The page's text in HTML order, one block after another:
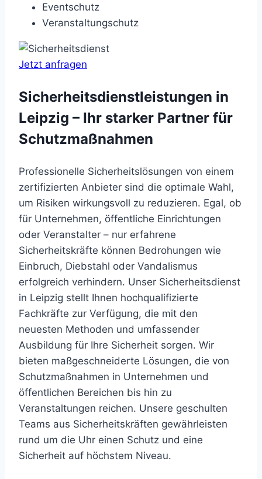
Eventschutz
Veranstaltungschutz
Jetzt anfragen
Sicherheitsdienstleistungen in
Leipzig – Ihr starker Partner für
Schutzmaßnahmen
Professionelle Sicherheitslösungen von einem
zertifizierten Anbieter sind die optimale Wahl,
um Risiken wirkungsvoll zu reduzieren. Egal, ob
für Unternehmen, öffentliche Einrichtungen
oder Veranstalter – nur erfahrene
Sicherheitskräfte können Bedrohungen wie
Einbruch, Diebstahl oder Vandalismus
erfolgreich verhindern. Unser Sicherheitsdienst
in Leipzig stellt Ihnen hochqualifizierte
Fachkräfte zur Verfügung, die mit den
neuesten Methoden und umfassender
Ausbildung für Ihre Sicherheit sorgen. Wir
bieten maßgeschneiderte Lösungen, die von
Schutzmaßnahmen in Unternehmen und
öffentlichen Bereichen bis hin zu
Veranstaltungen reichen. Unsere geschulten
Teams aus Sicherheitskräften gewährleisten
rund um die Uhr einen Schutz und eine
Sicherheit auf höchstem Niveau.